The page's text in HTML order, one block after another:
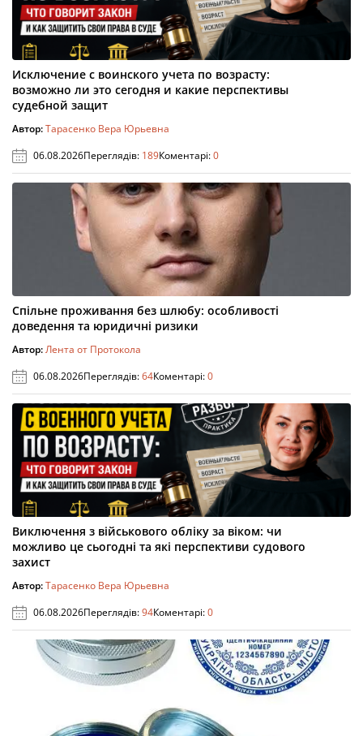
Исключение с воинского учета по возрасту:
возможно ли это сегодня и какие перспективы
судебной защит
Автор:Тарасенко Вера Юрьевна
06.08.2026Переглядів: 189Коментарі:0
Спільне проживання без шлюбу: особливості
доведення та юридичні ризики
Автор:Лента от Протокола
06.08.2026Переглядів:64Коментарі:0
Виключення з військового обліку за віком: чи
можливо це сьогодні та які перспективи судового
захист
Автор:Тарасенко Вера Юрьевна
06.08.2026Переглядів:94Коментарі:0